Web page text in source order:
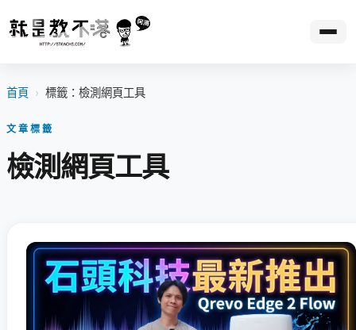
首頁 › 標籤：檢測網頁工具
文章標籤
檢測網頁工具